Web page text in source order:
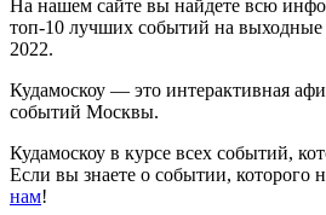
На нашем сайте вы найдете всю
топ-10 лучших событий на
2022.
Кудамоскоу — это интерактивная
событий Москвы.
Кудамоскоу в курсе всех событий,
Если вы знаете о событии, которого
нам!